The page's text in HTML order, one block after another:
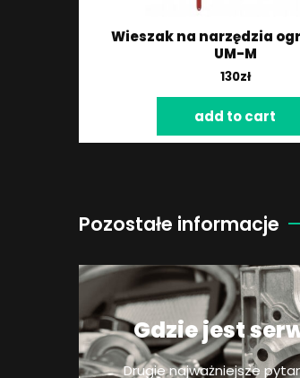
Wieszak na narzędzia
UM-M
130zł
add to cart
Pozostałe informacje
Gdzie jest
Drugie najważniejsze